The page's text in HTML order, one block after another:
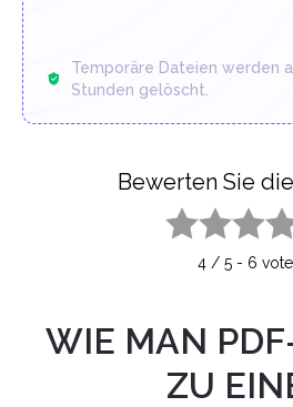
Temporäre Dateien werden
Stunden gelöscht.
Bewerten Sie
4/ 5- 6
WIE MAN
ZU